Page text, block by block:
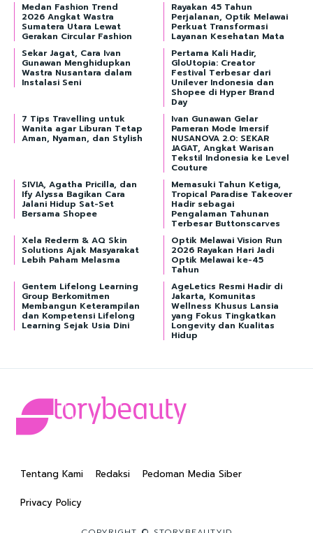
Medan Fashion Trend
2026 Angkat Wastra
Sumatera Utara Lewat
Gerakan Circular Fashion
Rayakan 45 Tahun
Perjalanan, Optik Melawai
Perkuat Transformasi
Layanan Kesehatan Mata
Sekar Jagat, Cara Ivan
Gunawan Menghidupkan
Wastra Nusantara dalam
Instalasi Seni
Pertama Kali Hadir,
GloUtopia: Creator
Festival Terbesar dari
Unilever Indonesia dan
Shopee di Hyper Brand
Day
7 Tips Travelling untuk
Wanita agar Liburan Tetap
Aman, Nyaman, dan Stylish
Ivan Gunawan Gelar
Pameran Mode Imersif
NUSANOVA 2.0: SEKAR
JAGAT, Angkat Warisan
Tekstil Indonesia ke Level
Couture
SIVIA, Agatha Pricilla, dan
Ify Alyssa Bagikan Cara
Jalani Hidup Sat-Set
Bersama Shopee
Memasuki Tahun Ketiga,
Tropical Paradise Takeover
Hadir sebagai
Pengalaman Tahunan
Terbesar Buttonscarves
Xela Rederm & AQ Skin
Solutions Ajak Masyarakat
Lebih Paham Melasma
Optik Melawai Vision Run
2026 Rayakan Hari Jadi
Optik Melawai ke-45
Tahun
Gentem Lifelong Learning
Group Berkomitmen
Membangun Keterampilan
dan Kompetensi Lifelong
Learning Sejak Usia Dini
AgeLetics Resmi Hadir di
Jakarta, Komunitas
Wellness Khusus Lansia
yang Fokus Tingkatkan
Longevity dan Kualitas
Hidup
Tentang Kami Redaksi Pedoman Media Siber
Privacy Policy